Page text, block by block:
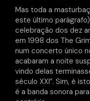
Mas toda a
este último
celebração dos dez
em 1998 dos The
num concerto único
acabaram a noite
vindo delas
século XXI”. Sim, é
é a banda sonora